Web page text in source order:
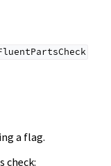
a flag.
check: